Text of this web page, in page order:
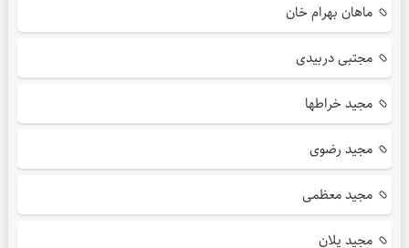
ماهان بهرام خان
مجتبی دربیدی
مجید خراطها
مجید رضوی
مجید معظمی
مجید یلان